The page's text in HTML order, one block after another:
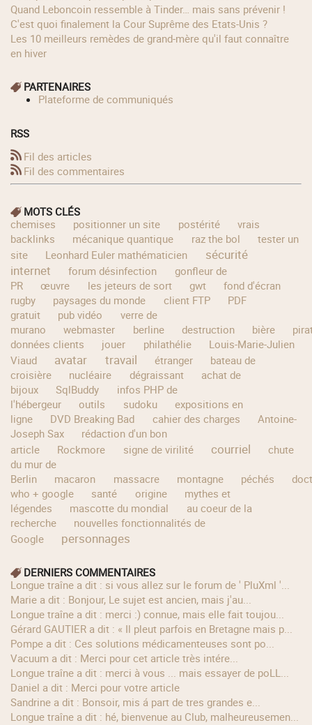
Quand Leboncoin ressemble à Tinder… mais sans prévenir !
C'est quoi finalement la Cour Suprême des Etats-Unis ?
Les 10 meilleurs remèdes de grand-mère qu'il faut connaître
en hiver
PARTENAIRES
Plateforme de communiqués
RSS
Fil des articles
Fil des commentaires
MOTS CLÉS
chemises
positionner un site postérité
vrais
backlinks
mécanique quantique raz the bol
tester un
site
Leonhard Euler mathématicien
sécurité
internet
forum désinfection
gonfleur de
PR
œuvre les jeteurs de sort gwt
fond d'écran
rugby
paysages du monde client FTP
PDF
gratuit
pub vidéo
verre de
murano
webmaster berline destruction bière
données clients
jouer philathélie
Louis-Marie-Julien
Viaud
avatar travail étranger
bateau de
croisière
nucléaire dégraissant
achat de
bijoux
SqlBuddy
infos PHP de
l'hébergeur
outils sudoku
expositions en
ligne
DVD Breaking Bad cahier des charges
Antoine-
Joseph Sax
rédaction d'un bon
article
Rockmore signe de virilité courriel
chute
du mur de
Berlin
macaron massacre montagne péchés
who + google
santé origine
mythes et
légendes
mascotte du mondial
au coeur de la
recherche
nouvelles fonctionnalités de
Google
personnages
DERNIERS COMMENTAIRES
longue traîne a dit : si vous allez sur le forum de ' PluXml '...
Marie a dit : Bonjour, Le sujet est ancien, mais j'au...
longue traîne a dit : merci :) connue, mais elle fait toujou...
Gérard GAUTIER a dit : « Il pleut parfois en Bretagne mais p...
Pompe a dit : Ces solutions médicamenteuses sont po...
Vacuum a dit : Merci pour cet article très intére...
longue traîne a dit : merci à vous ... mais essayer de poLL...
Daniel a dit : Merci pour votre article
Sandrine a dit : Bonsoir, mis á part de tres grandes e...
longue traîne a dit : hé, bienvenue au Club, malheureusemen...